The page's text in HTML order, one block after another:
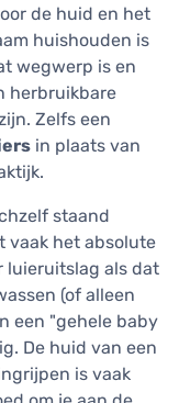
de huid en het
huishouden is
wegwerp is en
herbruikbare
Zelfs een
in plaats van
staand
vaak het absolute
luieruitslag als dat
(of alleen
een "gehele baby
De huid van een
is vaak